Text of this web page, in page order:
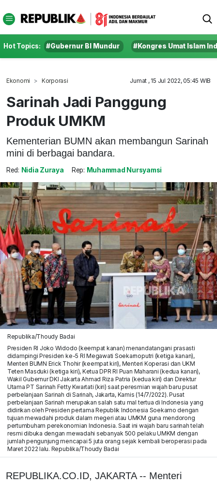
Hot Topics: #Gubernur BI Mundur #Kongres Umat Islam
Ekonomi Korporasi Jumat , 15 Jul 2022, 05:45 WIB
Sarinah Jadi Panggung
Produk UMKM
Kementerian BUMN akan membangun Sarinah
mini di berbagai bandara.
Red: Nidia Zuraya Rep: Muhammad Nursyamsi
Republika/Thoudy Badai
Presiden RI Joko Widodo (keempat kanan) menandatangani prasasti
didampingi Presiden ke-5 RI Megawati Soekarnoputri (ketiga kanan),
Menteri BUMN Erick Thohir (keempat kiri), Menteri Koperasi dan UKM
Teten Masduki (ketiga kiri), Ketua DPR RI Puan Maharani (kedua kanan),
Wakil Gubernur DKI Jakarta Ahmad Riza Patria (kedua kiri) dan Direktur
Utama PT Sarinah Fetty Kwartati (kiri) saat peresmian wajah baru pusat
perbelanjaan Sarinah di Sarinah, Jakarta, Kamis (14/7/2022). Pusat
perbelanjaan Sarinah merupakan salah satu mal tertua di Indonesia yang
didirikan oleh Presiden pertama Republik Indonesia Soekarno dengan
tujuan mewadahi produk dalam megeri atau UMKM guna mendorong
pertumbuham perekonomian Indonesia. Saat ini wajah baru sarinah telah
resmi dibuka dengan mewadahi sebanyak 500 pelaku UMKM dengan
jumlah pengunjung mencapai 5 juta orang sejak kembali beroperasi pada
Maret 2022 lalu. Republika/Thoudy Badai
REPUBLIKA.CO.ID, JAKARTA -- Menteri